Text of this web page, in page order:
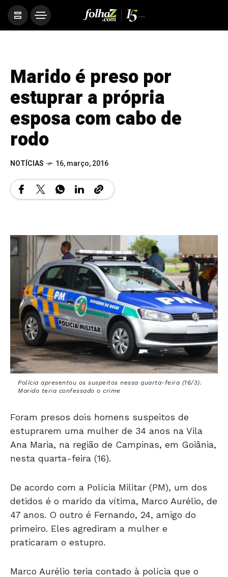
Marido é preso por
estuprar a própria
esposa com cabo de
rodo
NOTÍCIAS 16, março, 2016
Polícia apresentou os suspeitos nessa quarta-feira (16/3).
Marido teria confessado o crime
Foram presos dois homens suspeitos de
estuprarem uma mulher de 34 anos na Vila
Ana Maria, na região de Campinas, em Goiânia,
nesta quarta-feira (16).
De acordo com a Polícia Militar (PM), um dos
detidos é o marido da vítima, Marco Aurélio, de
47 anos. O outro é Fernando, 24, amigo do
primeiro. Eles agrediram a mulher e
praticaram o estupro.
Marco Aurélio teria contado à polícia que o